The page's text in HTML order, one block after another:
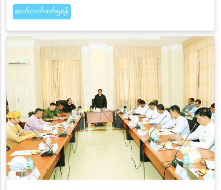
ဆက်လက်ဖတ်ရှုရန်